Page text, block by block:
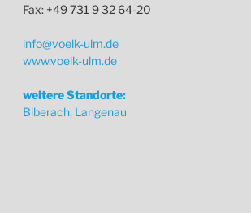
Fax: +49 731 9 32 64-20
info@voelk-ulm.de
www.voelk-ulm.de
weitere Standorte:
Biberach, Langenau